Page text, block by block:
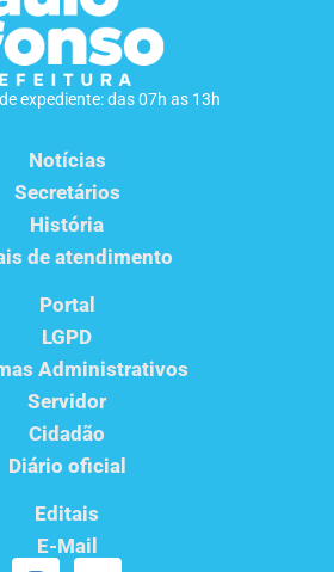
expediente: das 07h as 13h
Notícias
Secretários
História
de atendimento
Portal
LGPD
Administrativos
Servidor
Cidadão
Diário oficial
Editais
E-Mail